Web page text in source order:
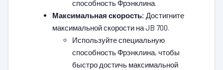
способность Фрэнклина.
Максимальная скорость: Достигните
максимальной скорости на JB 700.
Используйте специальную
способность Фрэнклина, чтобы
быстро достичь максимальной